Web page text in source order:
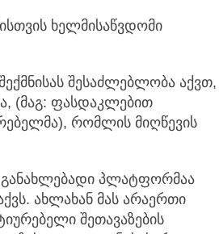
ხელმისაწვდომი
შექმნისას შესაძლებლობა აქვთ,
(მაგ: ფასდაკლებით
რომლის მიღწევის
განახლებადი პლატფორმაა
ახლახან მას არაერთი
შეთავაზების